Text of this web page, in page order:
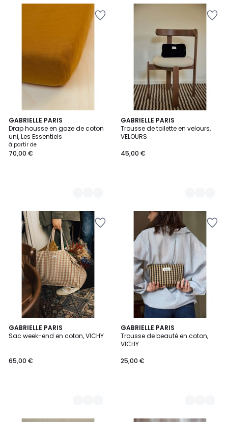
GABRIELLE PARIS
Drap housse en gaze de coton
uni, Les Essentiels
à partir de
70,00 €
3
Couleurs
GABRIELLE PARIS
Trousse de toilette en velours,
VELOURS
45,00 €
3
Couleurs
GABRIELLE PARIS
Sac week-end en coton, VICHY
65,00 €
3
Couleurs
GABRIELLE PARIS
Trousse de beauté en coton,
VICHY
25,00 €
6
Couleurs